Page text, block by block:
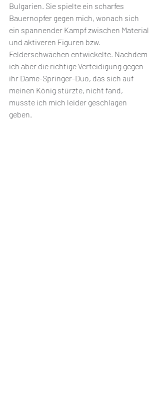
Bulgarien. Sie spielte ein scharfes
Bauernopfer gegen mich, wonach sich
ein spannender Kampf zwischen Material
und aktiveren Figuren bzw.
Felderschwächen entwickelte. Nachdem
ich aber die richtige Verteidigung gegen
ihr Dame-Springer-Duo, das sich auf
meinen König stürzte, nicht fand,
musste ich mich leider geschlagen
geben.